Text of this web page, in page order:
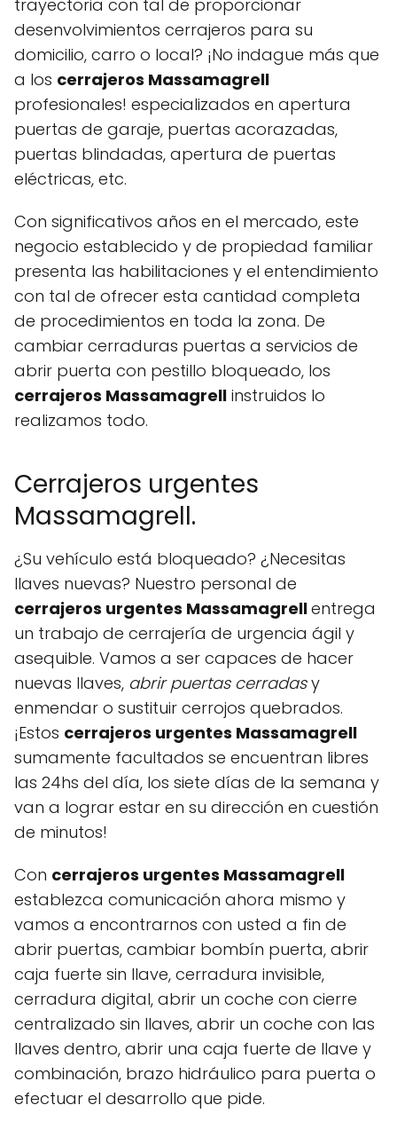
trayectoria con tal de proporcionar
desenvolvimientos cerrajeros para su
domicilio, carro o local? ¡No indague más que
a los cerrajeros Massamagrell
profesionales! especializados en apertura
puertas de garaje, puertas acorazadas,
puertas blindadas, apertura de puertas
eléctricas, etc.
Con significativos años en el mercado, este
negocio establecido y de propiedad familiar
presenta las habilitaciones y el entendimiento
con tal de ofrecer esta cantidad completa
de procedimientos en toda la zona. De
cambiar cerraduras puertas a servicios de
abrir puerta con pestillo bloqueado, los
cerrajeros Massamagrell instruidos lo
realizamos todo.
Cerrajeros urgentes
Massamagrell.
¿Su vehículo está bloqueado? ¿Necesitas
llaves nuevas? Nuestro personal de
cerrajeros urgentes Massamagrellentrega
un trabajo de cerrajería de urgencia ágil y
asequible. Vamos a ser capaces de hacer
nuevas llaves, abrir puertas cerradasy
enmendar o sustituir cerrojos quebrados.
¡Estos cerrajeros urgentes Massamagrell
sumamente facultados se encuentran libres
las 24hs del día, los siete días de la semana y
van a lograr estar en su dirección en cuestión
de minutos!
Con cerrajeros urgentes Massamagrell
establezca comunicación ahora mismo y
vamos a encontrarnos con usted a fin de
abrir puertas, cambiar bombín puerta, abrir
caja fuerte sin llave, cerradura invisible,
cerradura digital, abrir un coche con cierre
centralizado sin llaves, abrir un coche con las
llaves dentro, abrir una caja fuerte de llave y
combinación, brazo hidráulico para puerta o
efectuar el desarrollo que pide.